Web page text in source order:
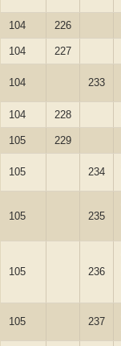
104 226
104 227
104 233
104 228
105 229
105 234
105 235
105 236
105 237